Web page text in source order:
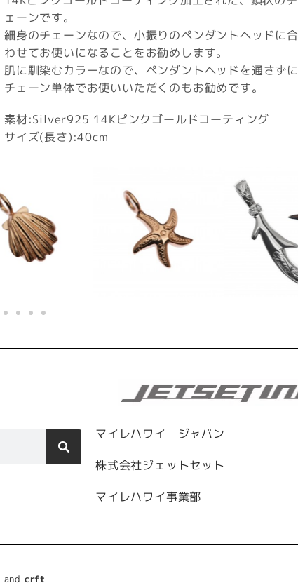
ェーンです。
細身のチェーンなので、小振りのペンダントヘッドに合
わせてお使いになることをお勧めします。
肌に馴染むカラーなので、ペンダントヘッドを通さずに
チェーン単体でお使いいただくのもお勧めです。
素材:Silver925 14Kピンクゴールドコーティング
サイズ(長さ):40cm
マイレハワイ ジャパン
株式会社ジェットセット
マイレハワイ事業部
and crft